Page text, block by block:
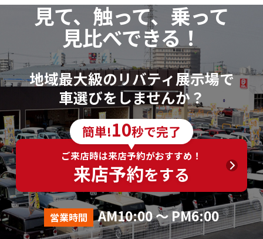
見て、触って、乗って
見比べできる！
地域最大級のリバティ展示場で
車選びをしませんか？
簡単!10秒で完了
ご来店時は来店予約がおすすめ！
来店予約をする
営業時間 AM10:00 ～ PM6:00